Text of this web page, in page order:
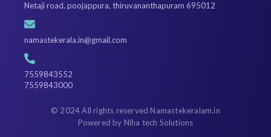
Netaji road, poojappura, thiruvananthapuram 695012
namastekerala.in@gmail.com
7559843552
7559843000
© 2024 All rights reserved Namastekeralam.in
Powered by Niha tech Solutions